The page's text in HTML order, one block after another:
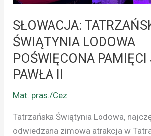
SŁOWACJA:
ŚWIĄTYNIA LODOWA
POŚWIĘCONA PAMIĘCI
PAWŁA II
Mat. pras./Cez
Tatrzańska Świątynia Lodowa,
odwiedzana zimowa atrakcja w